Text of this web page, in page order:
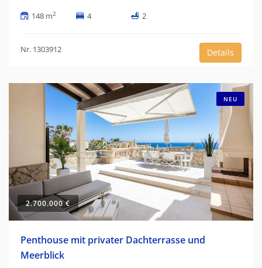
148 m2 4 2
Nr. 1303912 Details
NEU
2.700.000 €
Penthouse mit privater Dachterrasse und
Meerblick